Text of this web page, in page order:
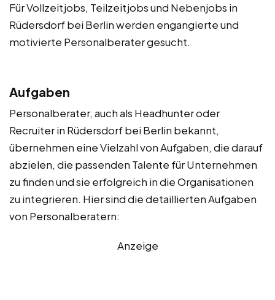
Für Vollzeitjobs, Teilzeitjobs und Nebenjobs in
Rüdersdorf bei Berlin werden engangierte und
motivierte Personalberater gesucht.
Aufgaben
Personalberater, auch als Headhunter oder
Recruiter in Rüdersdorf bei Berlin bekannt,
übernehmen eine Vielzahl von Aufgaben, die darauf
abzielen, die passenden Talente für Unternehmen
zu finden und sie erfolgreich in die Organisationen
zu integrieren. Hier sind die detaillierten Aufgaben
von Personalberatern:
Anzeige